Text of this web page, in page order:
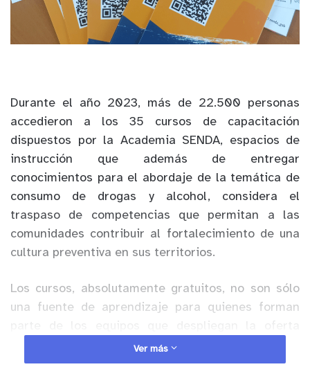
Durante el año 2023, más de 22.500 personas
accedieron a los 35 cursos de capacitación
dispuestos por la Academia SENDA, espacios de
instrucción que además de entregar
conocimientos para el abordaje de la temática de
consumo de drogas y alcohol, considera el
traspaso de competencias que permitan a las
comunidades contribuir al fortalecimiento de una
cultura preventiva en sus territorios.
Los cursos, absolutamente gratuitos, no son sólo
una fuente de aprendizaje para quienes forman
programática del servicio, sino que también para
todos los actores de la comunidad que quieran
Ver más